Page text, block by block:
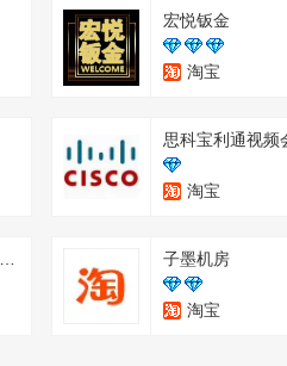
宏悦钣金
淘宝
淘宝
子墨机房
淘宝